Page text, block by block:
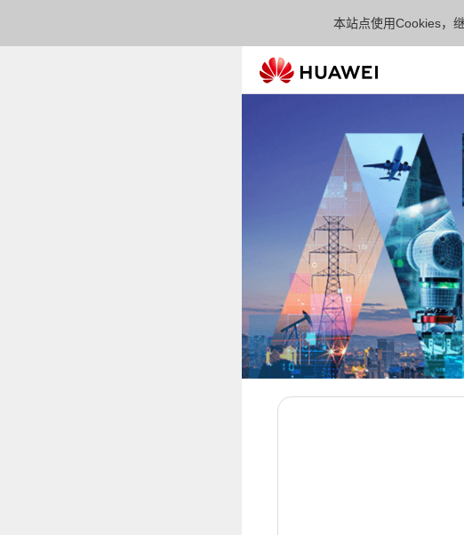
本站点使用Cookies，